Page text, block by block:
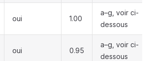
oui 1.00
a–g, voir ci-
dessous
oui 0.95
a–g, voir ci-
dessous